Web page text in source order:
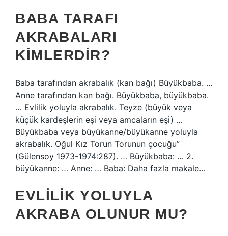
BABA TARAFI
AKRABALARI
KIMLERDIR?
Baba tarafından akrabalık (kan bağı) Büyükbaba. …
Anne tarafından kan bağı. Büyükbaba, büyükbaba.
… Evlilik yoluyla akrabalık. Teyze (büyük veya
küçük kardeşlerin eşi veya amcaların eşi) …
Büyükbaba veya büyükanne/büyükanne yoluyla
akrabalık. Oğul Kız Torun Torunun çocuğu”
(Gülensoy 1973-1974:287). … Büyükbaba: … 2.
büyükanne: … Anne: … Baba: Daha fazla makale…
EVLILIK YOLUYLA
AKRABA OLUNUR MU?